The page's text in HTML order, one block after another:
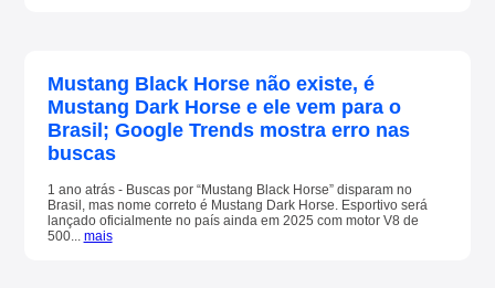
Mustang Black Horse não existe, é
Mustang Dark Horse e ele vem para o
Brasil; Google Trends mostra erro nas
buscas
1 ano atrás - Buscas por “Mustang Black Horse” disparam no
Brasil, mas nome correto é Mustang Dark Horse. Esportivo será
lançado oficialmente no país ainda em 2025 com motor V8 de
500... mais